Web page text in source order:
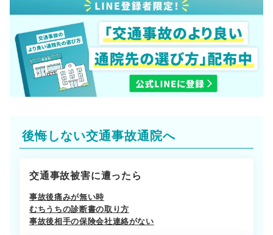
後悔しない交通事故通院へ
交通事故被害に遭ったら
事故後痛みが無い時
むちうちの診断書の取り方
事故後相手の保険会社連絡がない